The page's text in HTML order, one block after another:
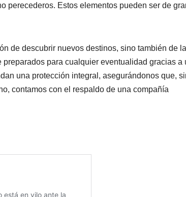
perecederos. Estos elementos pueden ser de
de descubrir nuevos destinos, sino también de la
para cualquier eventualidad gracias a
una protección integral, asegurándonos que,
contamos con el respaldo de una compañía